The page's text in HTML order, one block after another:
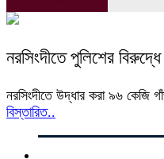
নরসিংদীতে পুলিশের
নরসিংদীতে উদ্ধার করা ৯৬ কেজি
বিস্তারিত..